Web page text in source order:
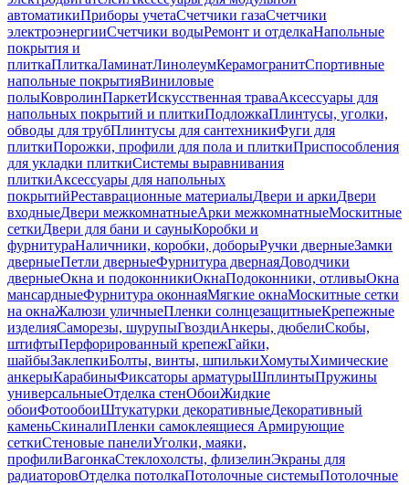
автоматикиПриборы учетаСчетчики газаСчетчики
электроэнергииСчетчики водыРемонт и отделкаНапольные
покрытия и
плиткаПлиткаЛаминатЛинолеумКерамогранитСпортивные
напольные покрытияВиниловые
полыКовролинПаркетИскусственная траваАксессуары для
напольных покрытий и плиткиПодложкаПлинтусы, уголки,
обводы для трубПлинтусы для сантехникиФуги для
плиткиПорожки, профили для пола и плиткиПриспособления
для укладки плиткиСистемы выравнивания
плиткиАксессуары для напольных
покрытийРеставрационные материалыДвери и аркиДвери
входныеДвери межкомнатныеАрки межкомнатныеМоскитные
сеткиДвери для бани и сауныКоробки и
фурнитураНаличники, коробки, доборыРучки дверныеЗамки
дверныеПетли дверныеФурнитура двернаяДоводчики
дверныеОкна и подоконникиОкнаПодоконники, отливыОкна
мансардныеФурнитура оконнаяМягкие окнаМоскитные сетки
на окнаЖалюзи уличныеПленки солнцезащитныеКрепежные
изделияСаморезы, шурупыГвоздиАнкеры, дюбелиСкобы,
штифтыПерфорированный крепежГайки,
шайбыЗаклепкиБолты, винты, шпилькиХомутыХимические
анкерыКарабиныФиксаторы арматурыШплинтыПружины
универсальныеОтделка стенОбоиЖидкие
обоиФотообоиШтукатурки декоративныеДекоративный
каменьСкиналиПленки самоклеящиеся Армирующие
сеткиСтеновые панелиУголки, маяки,
профилиВагонкаСтеклохолсты, флизелинЭкраны для
радиаторовОтделка потолкаПотолочные системыПотолочные